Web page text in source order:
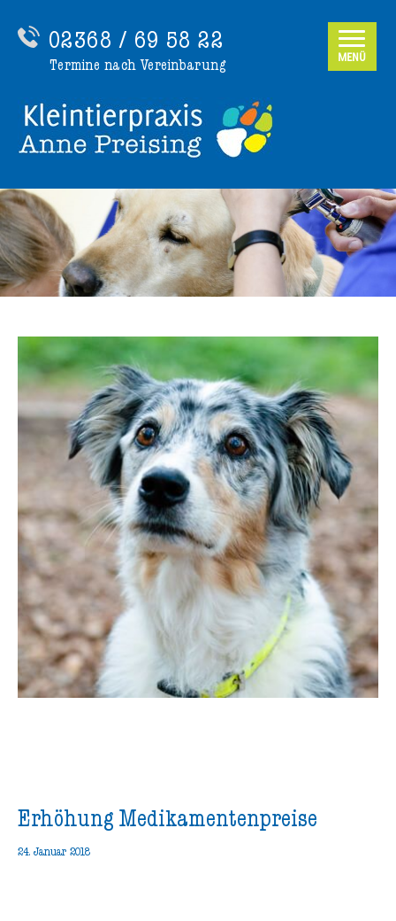
02368 / 69 58 22
Termine nach Vereinbarung
Erhöhung Medikamentenpreise
24. Januar 2018
MENÜ